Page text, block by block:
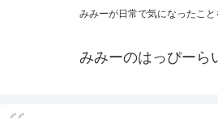
みみーが日常で気になったこと
みみーのはっぴーら